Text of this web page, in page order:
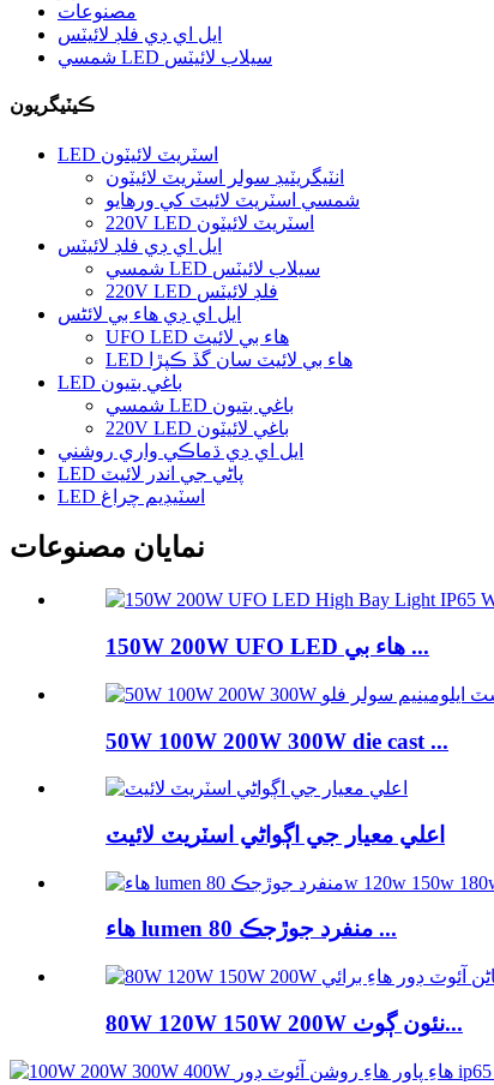
مصنوعات
ايل اي ڊي فلڊ لائيٽس
شمسي LED سيلاب لائيٽس
ڪيٽيگريون
LED اسٽريٽ لائيٽون
انٽيگريٽيڊ سولر اسٽريٽ لائيٽون
شمسي اسٽريٽ لائيٽ کي ورهايو
220V LED اسٽريٽ لائيٽون
ايل اي ڊي فلڊ لائيٽس
شمسي LED سيلاب لائيٽس
220V LED فلڊ لائيٽس
ايل اي ڊي هاء بي لائٹس
UFO LED هاء بي لائيٽ
LED هاء بي لائيٽ سان گڏ ڪپڙا
LED باغي بتيون
شمسي LED باغي بتيون
220V LED باغي لائيٽون
ايل اي ڊي ڌماڪي واري روشني
LED پاڻي جي اندر لائيٽ
LED اسٽيڊيم چراغ
نمايان مصنوعات
150W 200W UFO LED هاء بي ...
50W 100W 200W 300W die cast ...
اعلي معيار جي اڳواڻي اسٽريٽ لائيٽ
هاء lumen منفرد جوڙجڪ 80 ...
80W 120W 150W 200W نئون ڳوٺ...